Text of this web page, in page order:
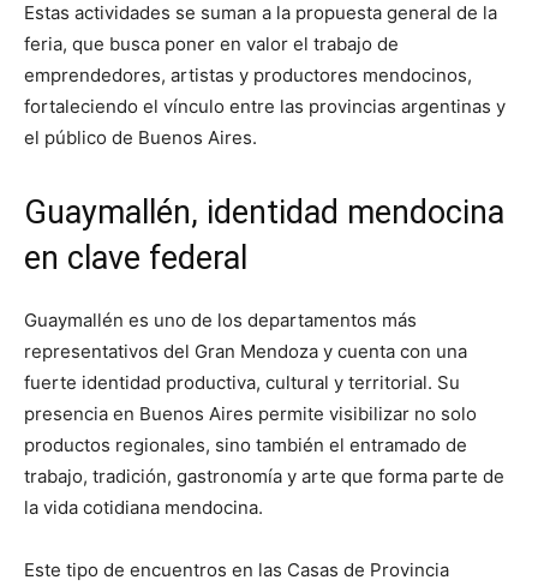
Estas actividades se suman a la propuesta general de la
feria, que busca poner en valor el trabajo de
emprendedores, artistas y productores mendocinos,
fortaleciendo el vínculo entre las provincias argentinas y
el público de Buenos Aires.
Guaymallén, identidad mendocina
en clave federal
Guaymallén es uno de los departamentos más
representativos del Gran Mendoza y cuenta con una
fuerte identidad productiva, cultural y territorial. Su
presencia en Buenos Aires permite visibilizar no solo
productos regionales, sino también el entramado de
trabajo, tradición, gastronomía y arte que forma parte de
la vida cotidiana mendocina.
Este tipo de encuentros en las Casas de Provincia